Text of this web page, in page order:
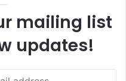
mailing list
updates!